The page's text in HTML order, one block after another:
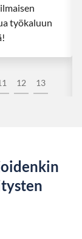
12 13
työkaluun